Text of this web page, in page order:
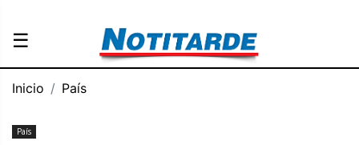
☰
Inicio País
País